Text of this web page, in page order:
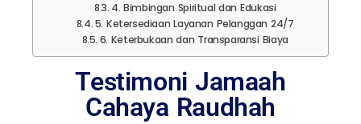
4. Bimbingan Spiritual dan Edukasi
5. Ketersediaan Layanan Pelanggan 24/7
6. Keterbukaan dan Transparansi Biaya
Testimoni Jamaah
Cahaya Raudhah